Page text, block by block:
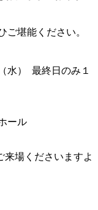
ご堪能ください。
水） 最終日のみ１
ール
来場くださいますよ